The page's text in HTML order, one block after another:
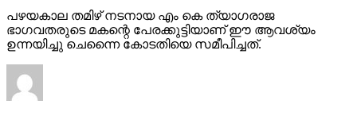
പഴയകാല തമിഴ് നടനായ എം കെ ത്യാഗരാജ
ഭാഗവതരുടെ മകന്റെ പേരക്കുട്ടിയാണ് ഈ ആവശ്യം
ഉന്നയിച്ചു ചെന്നൈ കോടതിയെ സമീപിച്ചത്.